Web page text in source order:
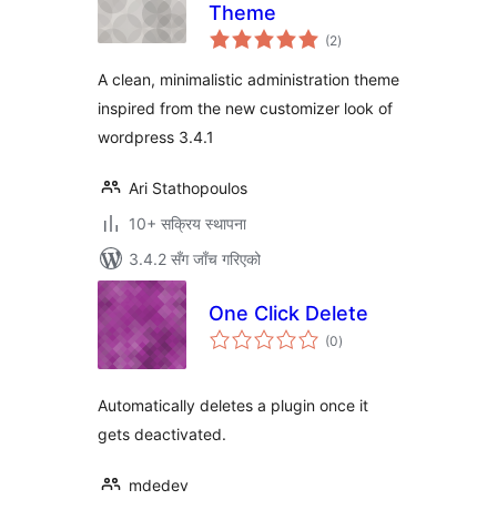
Theme
(2कुल
रेटिङ्गहरू
)
A clean, minimalistic administration theme
inspired from the new customizer look of
wordpress 3.4.1
Ari Stathopoulos
10+ सक्रिय स्थापना
3.4.2 सँग जाँच गरिएको
One Click Delete
(0कुल
रेटिङ्गहरू
)
Automatically deletes a plugin once it
gets deactivated.
mdedev